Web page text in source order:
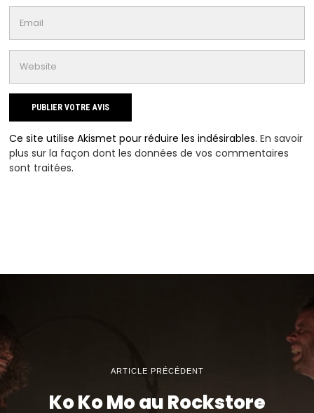
Ce site utilise Akismet pour réduire les indésirables.En savoir
plus sur la façon dont les données de vos commentaires
sont traitées.
ARTICLE PRÉCÉDENT
Ko Ko Mo au Rockstore